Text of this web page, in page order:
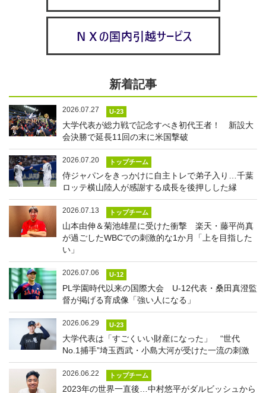
新着記事
2026.07.27 U-23
大学代表が総力戦で記念すべき初代王者！ 新設大
会決勝で延長11回の末に米国撃破
2026.07.20 トップチーム
侍ジャパンをきっかけに自主トレで弟子入り…千葉
ロッテ横山陸人が感謝する成長を後押しした縁
2026.07.13 トップチーム
山本由伸＆菊池雄星に受けた衝撃 楽天・藤平尚真
が過ごしたWBCでの刺激的な1か月「上を目指した
い」
2026.07.06 U-12
PL学園時代以来の国際大会 U-12代表・桑田真澄監
督が掲げる育成像「強い人になる」
2026.06.29 U-23
大学代表は「すごくいい財産になった」 “世代
No.1捕手”埼玉西武・小島大河が受けた一流の刺激
2026.06.22 トップチーム
2023年の世界一直後…中村悠平がダルビッシュから